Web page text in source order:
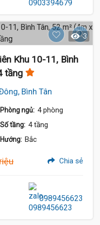
3
Khu 10-11, Bình
tầng
Bình Tân
Phòng ngủ: 4 phòng
Số tầng: 4 tầng
Hướng: Bắc
Chia sẻ
0989456623